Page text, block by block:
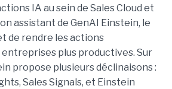
IA au sein de Sales Cloud et
assistant de GenAI Einstein, le
de rendre les actions
plus productives. Sur
propose plusieurs déclinaisons :
Sales Signals, et Einstein